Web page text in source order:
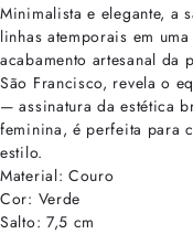
Minimalista e elegante, a
linhas atemporais em
acabamento artesanal
São Francisco, revela o
— assinatura da estética
feminina, é perfeita para
estilo.
Material: Couro
Cor: Verde
Salto: 7,5 cm